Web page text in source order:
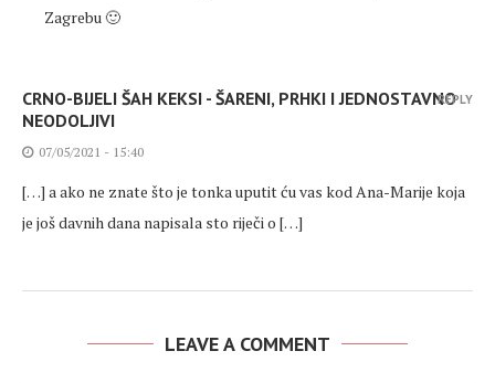
Zagrebu 🙂
CRNO-BIJELI ŠAH KEKSI - ŠARENI, PRHKI I JEDNOSTAVNO
NEODOLJIVI
07/05/2021 - 15:40
[…] a ako ne znate što je tonka uputit ću vas kod Ana-Marije koja
je još davnih dana napisala sto riječi o […]
REPLY
LEAVE A COMMENT